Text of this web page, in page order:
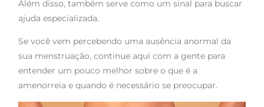
Além disso, também serve como um sinal para buscar
ajuda especializada.
Se você vem percebendo uma ausência anormal da
sua menstruação, continue aqui com a gente para
entender um pouco melhor sobre o que é a
amenorreia e quando é necessário se preocupar.